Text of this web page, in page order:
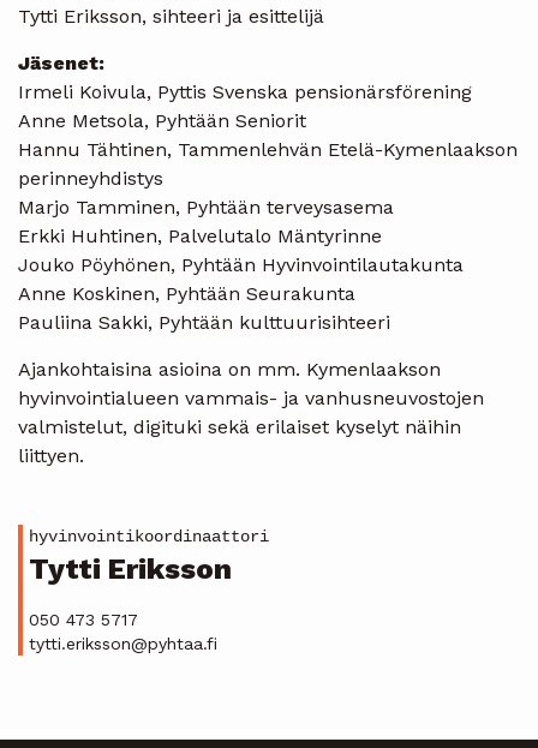
Tytti Eriksson, sihteeri ja esittelijä
Jäsenet:
Irmeli Koivula, Pyttis Svenska pensionärsförening
Anne Metsola, Pyhtään Seniorit
Hannu Tähtinen, Tammenlehvän Etelä-Kymenlaakson
perinneyhdistys
Marjo Tamminen, Pyhtään terveysasema
Erkki Huhtinen, Palvelutalo Mäntyrinne
Jouko Pöyhönen, Pyhtään Hyvinvointilautakunta
Anne Koskinen, Pyhtään Seurakunta
Pauliina Sakki, Pyhtään kulttuurisihteeri
Ajankohtaisina asioina on mm. Kymenlaakson
hyvinvointialueen vammais- ja vanhusneuvostojen
valmistelut, digituki sekä erilaiset kyselyt näihin
liittyen.
hyvinvointikoordinaattori
Tytti Eriksson
050 473 5717
tytti.eriksson@pyhtaa.fi